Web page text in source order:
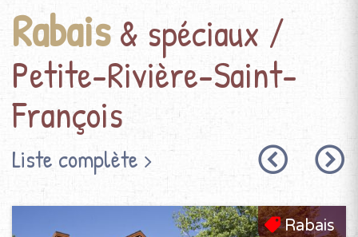
Rabais& spéciaux /
Petite-Rivière-Saint-
François
Liste complète
Rabais